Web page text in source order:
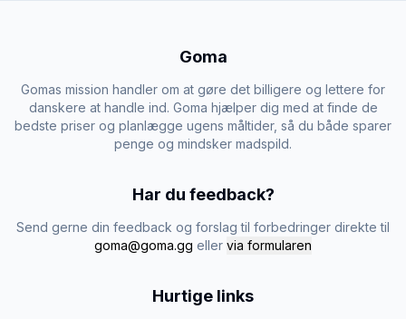
Goma
Gomas mission handler om at gøre det billigere og lettere for
danskere at handle ind. Goma hjælper dig med at finde de
bedste priser og planlægge ugens måltider, så du både sparer
penge og mindsker madspild.
Har du feedback?
Send gerne din feedback og forslag til forbedringer direkte til
goma@goma.gg eller via formularen
Hurtige links